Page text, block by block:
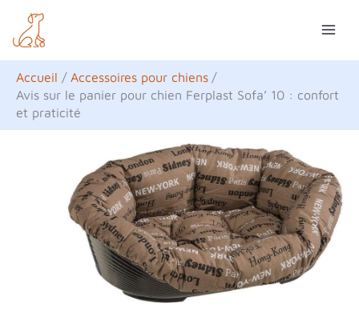
contenu
Accueil
Accessoires pour chiens
Avis sur le panier pour chien Ferplast Sofa’ 10 : confort
et praticité
e
c
h
e